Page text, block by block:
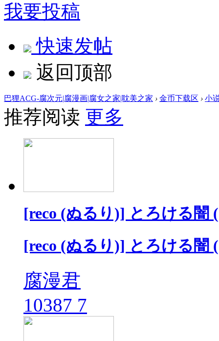
我要投稿
快速发帖
返回顶部
巴狸ACG-腐次元|腐漫画|腐女之家|耽美之家 › 金币下载区 › 小
推荐阅读 更多
[reco (ぬるり)] とろける闇
[reco (ぬるり)] とろける闇
腐漫君
10387 7